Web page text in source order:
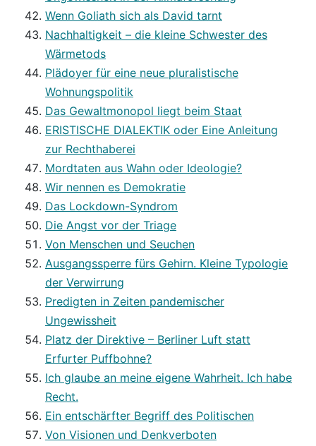
Wenn Goliath sich als David tarnt
Nachhaltigkeit – die kleine Schwester des
Wärmetods
Plädoyer für eine neue pluralistische
Wohnungspolitik
Das Gewaltmonopol liegt beim Staat
ERISTISCHE DIALEKTIK oder Eine Anleitung
zur Rechthaberei
Mordtaten aus Wahn oder Ideologie?
Wir nennen es Demokratie
Das Lockdown-Syndrom
Die Angst vor der Triage
Von Menschen und Seuchen
Ausgangssperre fürs Gehirn. Kleine Typologie
der Verwirrung
Predigten in Zeiten pandemischer
Ungewissheit
Platz der Direktive – Berliner Luft statt
Erfurter Puffbohne?
Ich glaube an meine eigene Wahrheit. Ich habe
Recht.
Ein entschärfter Begriff des Politischen
Von Visionen und Denkverboten